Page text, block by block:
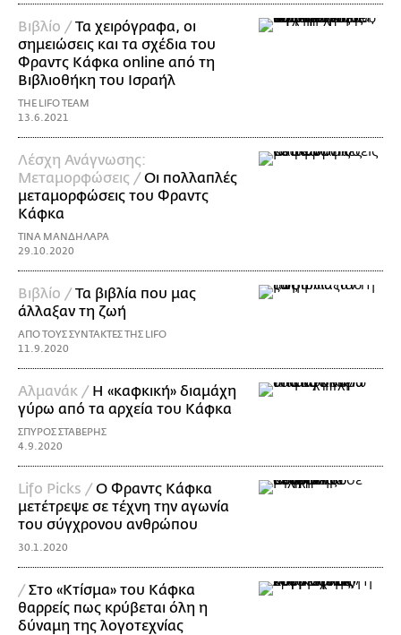
Βιβλίο /Τα χειρόγραφα, οι
σημειώσεις και τα σχέδια του
Φραντς Κάφκα online από τη
Βιβλιοθήκη του Ισραήλ
THE LIFO TEAM
13.6.2021
Λέσχη Ανάγνωσης:
Μεταμορφώσεις /Οι πολλαπλές
μεταμορφώσεις του Φραντς
Κάφκα
ΤΙΝΑ ΜΑΝΔΗΛΑΡΑ
29.10.2020
Βιβλίο /Τα βιβλία που μας
άλλαξαν τη ζωή
ΑΠΟ ΤΟΥΣ ΣΥΝΤΑΚΤΕΣ ΤΗΣ LIFO
11.9.2020
Αλμανάκ / Η «καφκική» διαμάχη
γύρω από τα αρχεία του Κάφκα
ΣΠΥΡΟΣ ΣΤΑΒΕΡΗΣ
4.9.2020
Lifo Picks /Ο Φραντς Κάφκα
μετέτρεψε σε τέχνη την αγωνία
του σύγχρονου ανθρώπου
30.1.2020
/Στο «Κτίσμα» του Κάφκα
θαρρείς πως κρύβεται όλη η
δύναμη της λογοτεχνίας